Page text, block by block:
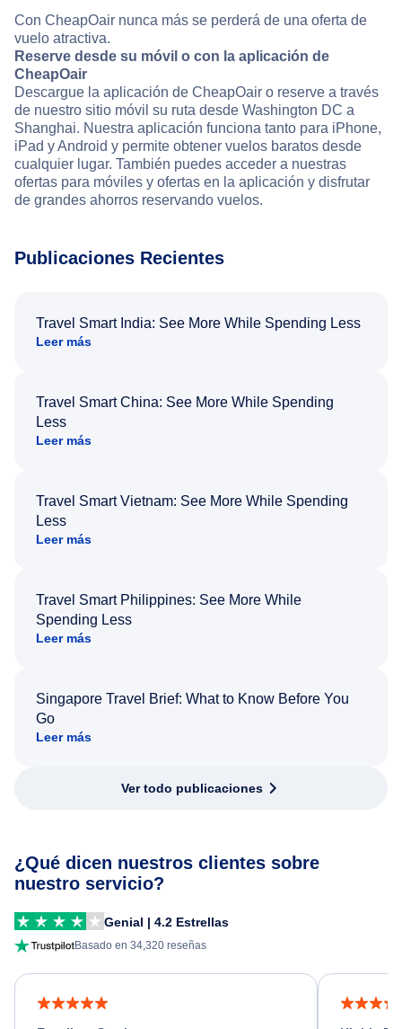
Con CheapOair nunca más se perderá de una oferta de
vuelo atractiva.
Reserve desde su móvil o con la aplicación de
CheapOair
Descargue la aplicación de CheapOair o reserve a través
de nuestro sitio móvil su ruta desde Washington DC a
Shanghai. Nuestra aplicación funciona tanto para iPhone,
iPad y Android y permite obtener vuelos baratos desde
cualquier lugar. También puedes acceder a nuestras
ofertas para móviles y ofertas en la aplicación y disfrutar
de grandes ahorros reservando vuelos.
Publicaciones Recientes
Travel Smart India: See More While Spending Less
Leer más
Travel Smart China: See More While Spending
Less
Leer más
Travel Smart Vietnam: See More While Spending
Less
Leer más
Travel Smart Philippines: See More While
Spending Less
Leer más
Singapore Travel Brief: What to Know Before You
Go
Leer más
Ver todo publicaciones
¿Qué dicen nuestros clientes sobre
nuestro servicio?
Genial | 4.2 Estrellas
Basado en 34,320 reseñas